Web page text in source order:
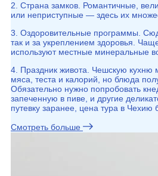
2. Страна замков. Романтичные,
или неприступные — здесь их
3. Оздоровительные программы.
так и за укреплением здоровья.
используют местные минеральные
4. Праздник живота. Чешскую кухню
мяса, теста и калорий, но блюда
Обязательно нужно попробовать
запеченную в пиве, и другие
путевку заранее, цена тура в Чехию
Смотреть больше